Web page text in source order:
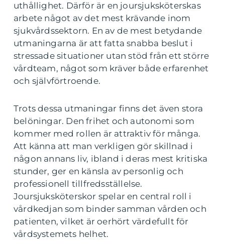
uthållighet. Därför är en joursjuksköterskas
arbete något av det mest krävande inom
sjukvårdssektorn. En av de mest betydande
utmaningarna är att fatta snabba beslut i
stressade situationer utan stöd från ett större
vårdteam, något som kräver både erfarenhet
och självförtroende.
Trots dessa utmaningar finns det även stora
belöningar. Den frihet och autonomi som
kommer med rollen är attraktiv för många.
Att känna att man verkligen gör skillnad i
någon annans liv, ibland i deras mest kritiska
stunder, ger en känsla av personlig och
professionell tillfredsställelse.
Joursjuksköterskor spelar en central roll i
vårdkedjan som binder samman vården och
patienten, vilket är oerhört värdefullt för
vårdsystemets helhet.